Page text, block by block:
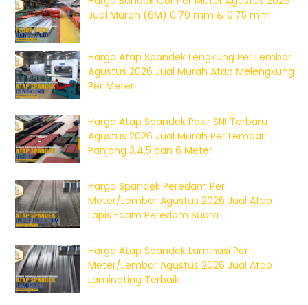
Jual Murah (6M) 0.70 mm & 0.75 mm
Harga Atap Spandek Lengkung Per Lembar
Agustus 2026 Jual Murah Atap Melengkung
Per Meter
Harga Atap Spandek Pasir SNI Terbaru
Agustus 2026 Jual Murah Per Lembar
Panjang 3,4,5 dan 6 Meter
Harga Spandek Peredam Per
Meter/Lembar Agustus 2026 Jual Atap
Lapis Foam Peredam Suara
Harga Atap Spandek Laminasi Per
Meter/Lembar Agustus 2026 Jual Atap
Laminating Terbaik